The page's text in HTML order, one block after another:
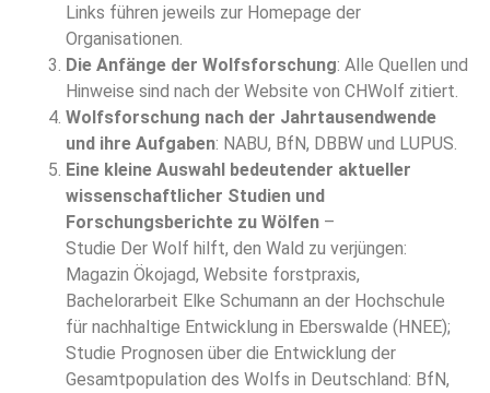
Links führen jeweils zur Homepage der
Organisationen.
Die Anfänge der Wolfsforschung: Alle Quellen und
Hinweise sind nach der Website von CHWolf zitiert.
Wolfsforschung nach der Jahrtausendwende
und ihre Aufgaben: NABU, BfN, DBBW und LUPUS.
Eine kleine Auswahl bedeutender aktueller
wissenschaftlicher Studien und
Forschungsberichte zu Wölfen –
Studie Der Wolf hilft, den Wald zu verjüngen:
Magazin Ökojagd, Website forstpraxis,
Bachelorarbeit Elke Schumann an der Hochschule
für nachhaltige Entwicklung in Eberswalde (HNEE);
Studie Prognosen über die Entwicklung der
Gesamtpopulation des Wolfs in Deutschland: BfN,